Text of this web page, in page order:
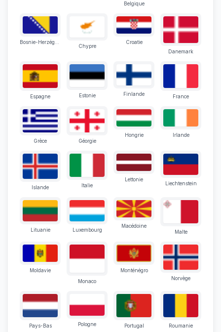
Belgique
Chypre
Croatie
Danemark
Espagne Estonie Finlande France
Grèce Géorgie
Hongrie Irlande
Islande Italie
Lettonie
Liechtenstein
Lituanie Luxembourg
Macédoine
Malte
Moldavie
Monaco
Monténégro
Norvège
Pays-Bas Pologne Portugal Roumanie